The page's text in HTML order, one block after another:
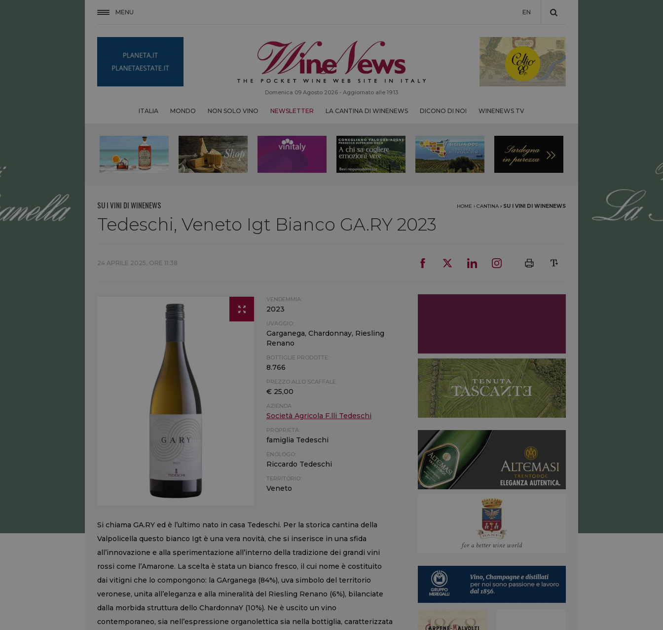
MENU EN
Domenica 09 Agosto 2026 - Aggiornato alle 19:13
ITALIA MONDO NON SOLO VINO NEWSLETTER LA CANTINA DI WINENEWS DICONO DI NOI WINENEWS TV
SU I VINI DI WINENEWS HOME › CANTINA › SU I VINI DI WINENEWS
Tedeschi, Veneto Igt Bianco GA.RY 2023
24 APRILE 2025, ORE 11:38
VENDEMMIA:
2023
UVAGGIO:
Garganega, Chardonnay, Riesling
Renano
BOTTIGLIE PRODOTTE:
8.766
PREZZO ALLO SCAFFALE:
€ 25,00
AZIENDA:
Società Agricola F.lli Tedeschi
PROPRIETÀ:
famiglia Tedeschi
ENOLOGO:
Riccardo Tedeschi
TERRITORIO:
Veneto
Si chiama GA.RY ed è l’ultimo nato in casa Tedeschi. Per la storica cantina della
Valpolicella questo bianco Igt è una vera novità, che si inserisce in una sfida
all’innovazione e alla sperimentazione all’interno della tradizione dei grandi vini
rossi come l’Amarone. La scelta è stata un bianco fresco, il cui nome è costituito
dai vitigni che lo compongono: la GArganega (84%), uva simbolo del territorio
veronese, unita all’eleganza e alla mineralità del Riesling Renano (6%), bilanciate
dalla morbida struttura dello ChardonnaY (10%). Ne è uscito un vino
contemporaneo, sia nell’espressione organolettica sia nella bottiglia, caratterizzata